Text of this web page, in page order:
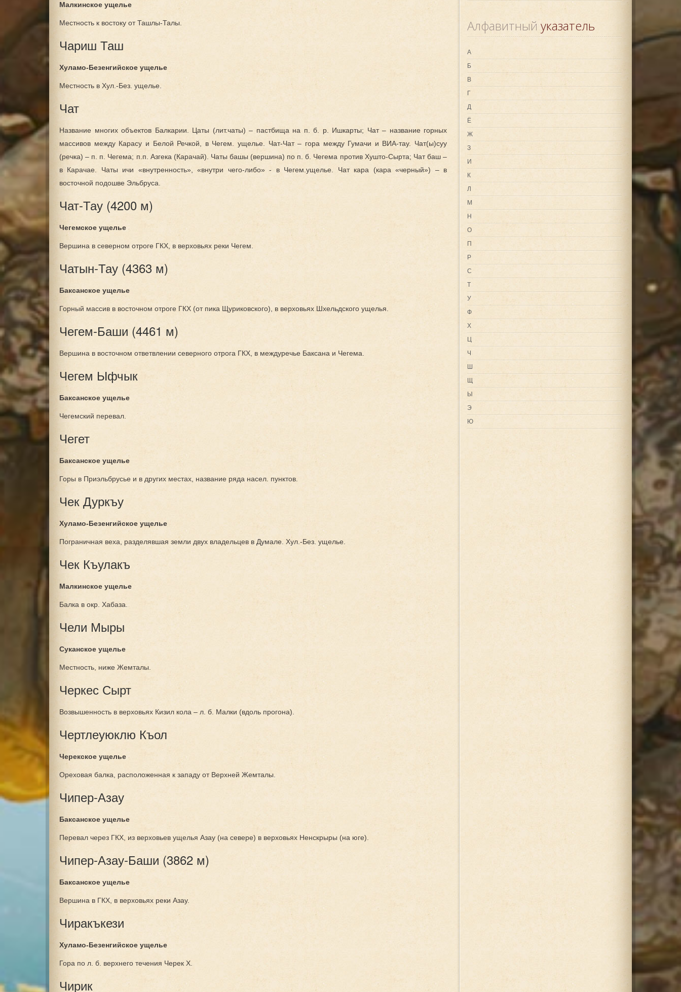
Поселения на Тереке
Интерактивная карта
Малкинское ущелье
Местность к востоку от Ташлы-Талы.
Чариш Таш
Хуламо-Безенгийское ущелье
Местность в Хул.-Без. ущелье.
Чат
Название многих объектов Балкарии. Цаты (лит.чаты) – пастбища на п. б. р. Ишкарты; Чат – название горных
массивов между Карасу и Белой Речкой, в Чегем. ущелье. Чат-Чат – гора между Гумачи и ВИА-тау. Чат(ы)суу
(речка) – п. п. Чегема; п.п. Азгека (Карачай). Чаты башы (вершина) по п. б. Чегема против Хушто-Сырта; Чат баш –
в Карачае. Чаты ичи «внутренность», «внутри чего-либо» - в Чегем.ущелье. Чат кара (кара «черный») – в
восточной подошве Эльбруса.
Чат-Тау (4200 м)
Чегемское ущелье
Вершина в северном отроге ГКХ, в верховьях реки Чегем.
Чатын-Тау (4363 м)
Баксанское ущелье
Горный массив в восточном отроге ГКХ (от пика Щуриковского), в верховьях Шхельдского ущелья.
Чегем-Баши (4461 м)
Вершина в восточном ответвлении северного отрога ГКХ, в междуречье Баксана и Чегема.
Чегем Ыфчык
Баксанское ущелье
Чегемский перевал.
Чегет
Баксанское ущелье
Горы в Приэльбрусье и в других местах, название ряда насел. пунктов.
Чек Дуркъу
Хуламо-Безенгийское ущелье
Пограничная веха, разделявшая земли двух владельцев в Думале. Хул.-Без. ущелье.
Чек Къулакъ
Малкинское ущелье
Балка в окр. Хабаза.
Чели Мыры
Суканское ущелье
Местность, ниже Жемталы.
Черкес Сырт
Возвышенность в верховьях Кизил кола – л. б. Малки (вдоль прогона).
Чертлеуюклю Къол
Черекское ущелье
Ореховая балка, расположенная к западу от Верхней Жемталы.
Чипер-Азау
Баксанское ущелье
Перевал через ГКХ, из верховьев ущелья Азау (на севере) в верховьях Ненскрыры (на юге).
Чипер-Азау-Баши (3862 м)
Баксанское ущелье
Вершина в ГКХ, в верховьях реки Азау.
Чиракъкези
Хуламо-Безенгийское ущелье
Гора по л. б. верхнего течения Черек Х.
Чирик
Алфавитный указатель
А
Б
В
Г
Д
Ё
Ж
З
И
К
Л
М
Н
О
П
Р
С
Т
У
Ф
Х
Ц
Ч
Ш
Щ
Ы
Э
Ю